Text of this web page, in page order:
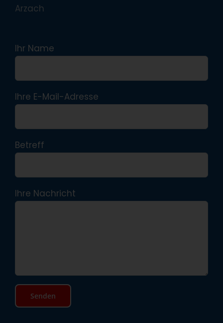
Arzach
Ihr Name
Ihre E-Mail-Adresse
Betreff
Ihre Nachricht